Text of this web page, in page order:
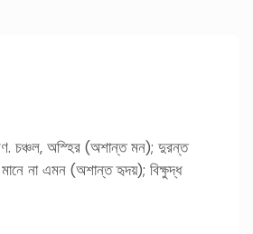
চঞ্চল, অস্হির (অশান্ত মন); দুরন্ত
না এমন (অশান্ত হৃদয়); বিক্ষুদ্ধ